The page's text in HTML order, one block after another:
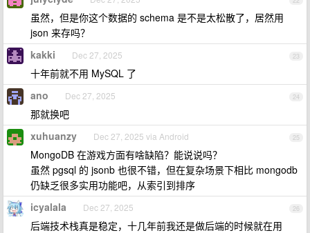
虽然，但是你这个数据的 schema 是不是太松散了，居然用
json 来存吗？
23
kakki Dec 27, 2025
十年前就不用 MySQL 了
24
ano Dec 27, 2025
那就换吧
25
xuhuanzy Dec 27, 2025 via Android
MongoDB 在游戏方面有啥缺陷？能说说吗？
虽然 pgsql 的 jsonb 也很不错，但在复杂场景下相比 mongodb
仍缺乏很多实用功能吧，从索引到排序
26
icyalala Dec 27, 2025
后端技术栈真是稳定，十几年前我还是做后端的时候就在用